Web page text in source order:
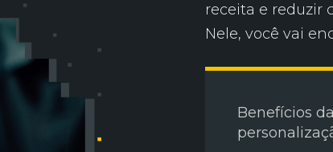
receita e reduzir
Nele, você vai
Benefícios